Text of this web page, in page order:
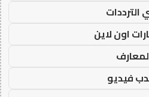
الترددات
اون لاين
فيديو